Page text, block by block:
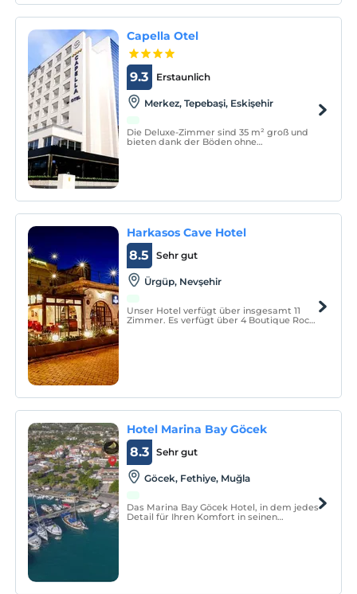
Capella Otel
Erstaunlich
9.3
Merkez, Tepebaşi, Eskişehir
Die Deluxe-Zimmer sind 35 m² groß und
bieten dank der Böden ohne
Harkasos Cave Hotel
Sehr gut
8.5
Ürgüp, Nevşehir
Unser Hotel verfügt über insgesamt 11
Zimmer. Es verfügt über 4 Boutique Rock
Hotel Marina Bay Göcek
Sehr gut
8.3
Göcek, Fethiye, Muğla
Das Marina Bay Göcek Hotel, in dem jedes
Detail für Ihren Komfort in seinen